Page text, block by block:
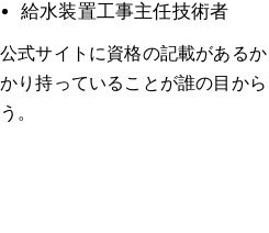
給水装置工事主任技術者
公式サイトに資格の記載がある
かり持っていることが誰の目か
う。